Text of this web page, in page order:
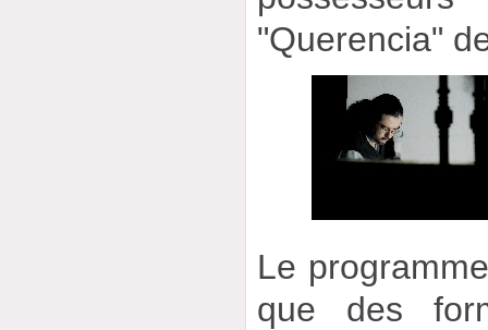
"Querencia"
Le
que des